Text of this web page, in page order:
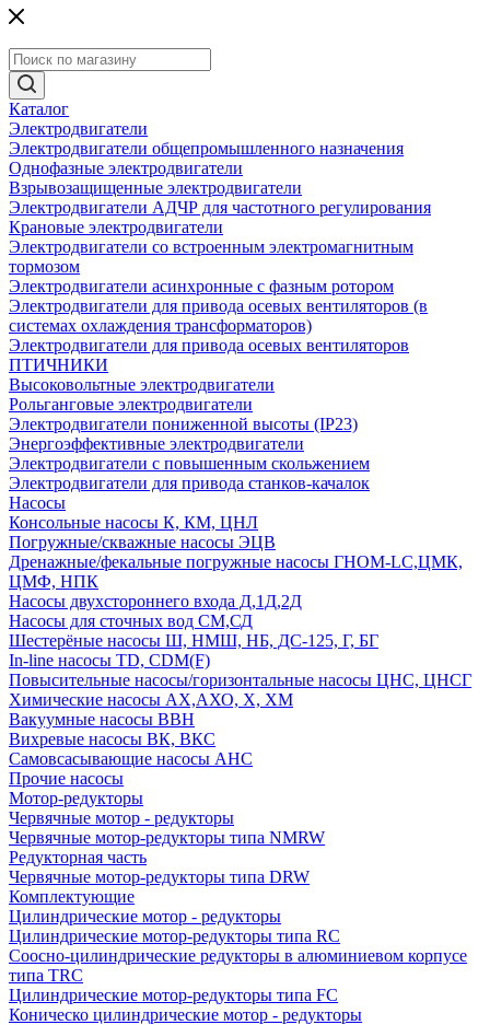
Каталог
Электродвигатели
Электродвигатели общепромышленного назначения
Однофазные электродвигатели
Взрывозащищенные электродвигатели
Электродвигатели АДЧР для частотного регулирования
Крановые электродвигатели
Электродвигатели со встроенным электромагнитным
тормозом
Электродвигатели асинхронные с фазным ротором
Электродвигатели для привода осевых вентиляторов (в
системах охлаждения трансформаторов)
Электродвигатели для привода осевых вентиляторов
ПТИЧНИКИ
Высоковольтные электродвигатели
Рольганговые электродвигатели
Электродвигатели пониженной высоты (IP23)
Энергоэффективные электродвигатели
Электродвигатели с повышенным скольжением
Электродвигатели для привода станков-качалок
Насосы
Консольные насосы К, КМ, ЦНЛ
Погружные/скважные насосы ЭЦВ
Дренажные/фекальные погружные насосы ГНОМ-LC,ЦМК,
ЦМФ, НПК
Насосы двухстороннего входа Д,1Д,2Д
Насосы для сточных вод СМ,СД
Шестерёные насосы Ш, НМШ, НБ, ДС-125, Г, БГ
In-line насосы TD, CDM(F)
Повысительные насосы/горизонтальные насосы ЦНС, ЦНСГ
Химические насосы АХ,АХО, Х, ХМ
Вакуумные насосы ВВН
Вихревые насосы ВК, ВКС
Самовсасывающие насосы АНС
Прочие насосы
Мотор-редукторы
Червячные мотор - редукторы
Червячные мотор-редукторы типа NMRW
Редукторная часть
Червячные мотор-редукторы типа DRW
Комплектующие
Цилиндрические мотор - редукторы
Цилиндрические мотор-редукторы типа RC
Соосно-цилиндрические редукторы в алюминиевом корпусе
типа TRC
Цилиндрические мотор-редукторы типа FC
Коническо цилиндрические мотор - редукторы